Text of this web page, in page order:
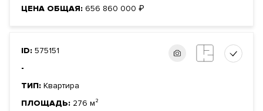
ЦЕНА ОБЩАЯ: 656 860 000 ₽
ID: 575151
-
ТИП: Квартира
ПЛОЩАДЬ: 276 м²